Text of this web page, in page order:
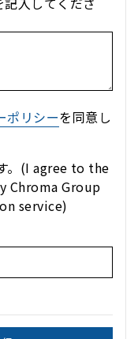
ポリシーを同意し
。(I agree to the
Chroma Group
service)